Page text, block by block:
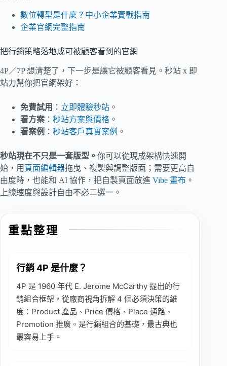
數位轉型是什麼？中小企業實戰指南
企業官網完整指南
把行銷策略落地成可被顧客看到的官網
4P／7P 想清楚了，下一步是讓它被顧客看見。秒站 x 即
站力幫你把官網架好：
免費試用 ： 立即體驗秒站 。
看方案 ： 秒站方案與價格 。
看案例 ： 秒站客戶真實案例 。
秒站現在不只是一套版型。 你可以從現成架構快速開
始，用 頁面編輯器拖曳、複製與調整版面；需要更高自
由度時，也能和 AI 協作，把自製頁面放進 Vibe 畫布 。
上線速度與設計自由不必二選一。
重點整理
行銷 4P 是什麼？
4P 是 1960 年代 E. Jerome McCarthy 提出的行
銷組合框架，從廠商視角拆解 4 個必須決策的維
度：Product 產品、Price 價格、Place 通路、
Promotion 推廣。是行銷組合的基礎，最古典也
最容易上手。